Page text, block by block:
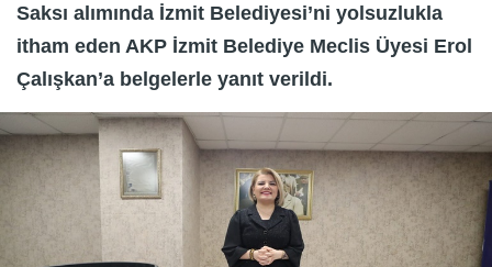
Saksı alımında İzmit Belediyesi’ni yolsuzlukla
itham eden AKP İzmit Belediye Meclis Üyesi Erol
Çalışkan’a belgelerle yanıt verildi.